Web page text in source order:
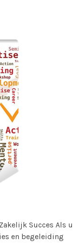
Succes Als u
en begeleiding